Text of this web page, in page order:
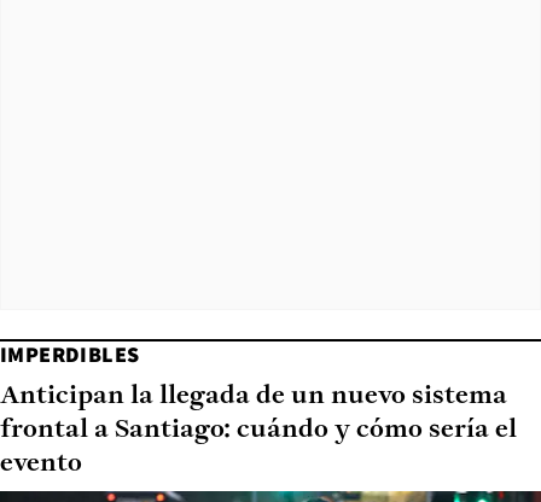
IMPERDIBLES
Anticipan la llegada de un nuevo sistema
frontal a Santiago: cuándo y cómo sería el
evento